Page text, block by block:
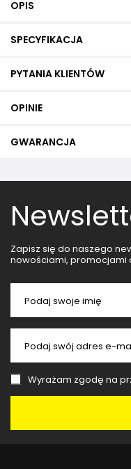
OPIS
SPECYFIKACJA
PYTANIA KLIENTÓW
OPINIE
GWARANCJA
Zapisz się do naszego
nowościami, promocjami
Podaj swoje imię
Podaj swój adres e-
Wyrażam zgodę na przetwarzanie moich danych